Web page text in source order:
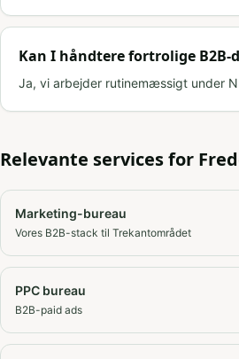
Kan I håndtere fortrolige B2B-
Ja, vi arbejder rutinemæssigt under
Relevante services for
Marketing-bureau
Vores B2B-stack til Trekantområdet
PPC bureau
B2B-paid ads